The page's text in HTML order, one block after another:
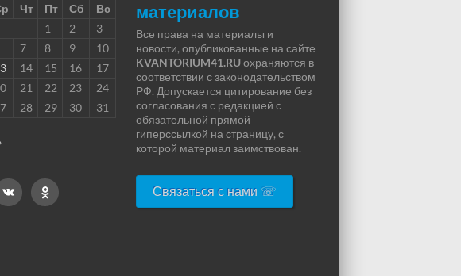
Чт Пт Сб
Вс
1
2
3
7 8 9
10
14 15 16
17
21 22 23
24
28 29 30 31
материалов
Все права на материалы и
новости, опубликованные на сайте
KVANTORIUM41.RUохраняются в
соответствии с законодательством
РФ. Допускается цитирование без
согласования с редакцией с
обязательной прямой
гиперссылкой на страницу, с
которой материал заимствован.
Связаться с нами ☏